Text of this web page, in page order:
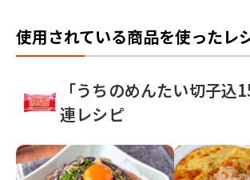
使用されている商品を使ったレ
「うちのめんたい切子込
連レシピ